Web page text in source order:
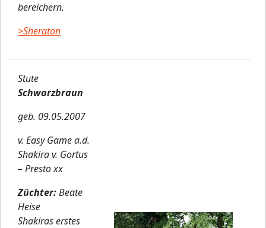
bereichern.
>Sheraton
Stute
Schwarzbraun
geb. 09.05.2007
v. Easy Game a.d.
Shakira v. Gortus
– Presto xx
Züchter:Beate
Heise
Shakiras erstes